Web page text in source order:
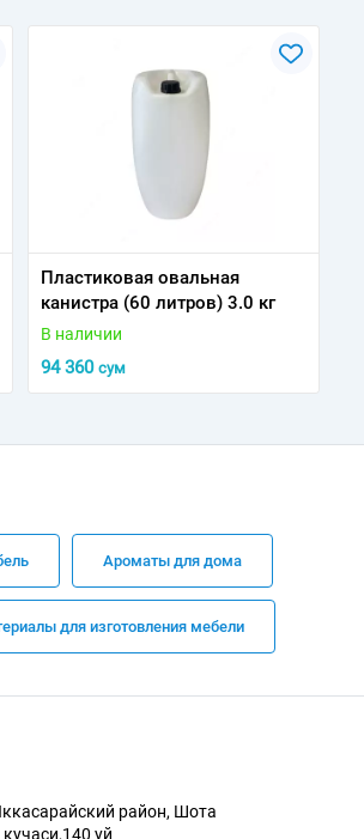
Пластиковая овальная
канистра (60 литров) 3.0 кг
В наличии
94 360 сум
Ароматы для дома
для изготовления мебели
район, Шота
уй